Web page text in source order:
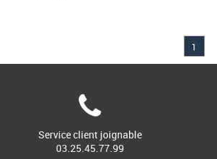
et un
Découvrez la veste McMurdo, une veste
polyvalente associant style et fonctionnalité.
1
Service client joignable
03.25.45.77.99